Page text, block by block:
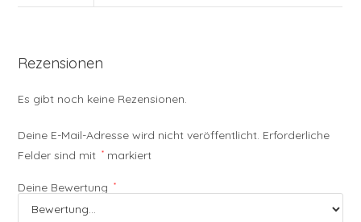
Rezensionen
Es gibt noch keine Rezensionen.
Deine E-Mail-Adresse wird nicht veröffentlicht. Erforderliche
Felder sind mit * markiert
Deine Bewertung *